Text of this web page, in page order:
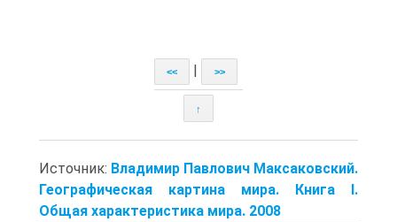
<< >>
↑
Источник: Владимир Павлович Максаковский.
Географическая картина мира. Книга I.
Общая характеристика мира. 2008